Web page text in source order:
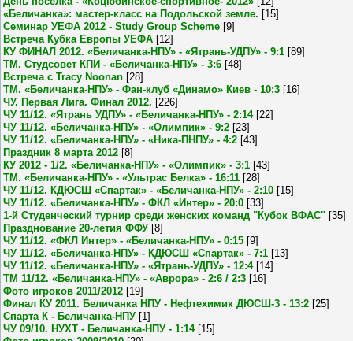
«Беличанка»: мастер-класс на Подольской земле. [15]
Семинар УЕФА 2012 - Study Group Scheme [9]
Встреча Кубка Европы УЕФА [12]
КУ ФИНАЛ 2012. «Беличанка-НПУ» - «Ятрань-УДПУ» - 9:1 [89]
ТМ. Студсовет КПИ - «Беличанка-НПУ» - 3:6 [48]
Встреча с Tracy Noonan [28]
ТМ. «Беличанка-НПУ» - Фан-клуб «Динамо» Киев - 10:3 [16]
ЧУ. Первая Лига. Финал 2012. [226]
ЧУ 11/12. «Ятрань УДПУ» - «Беличанка-НПУ» - 2:14 [22]
ЧУ 11/12. «Беличанка-НПУ» - «Олимпик» - 9:2 [23]
ЧУ 11/12. «Беличанка-НПУ» - «Ника-ПНПУ» - 4:2 [43]
Праздник 8 марта 2012 [8]
КУ 2012 - 1/2. «Беличанка-НПУ» - «Олимпик» - 3:1 [43]
ТМ. «Беличанка-НПУ» - «Ультрас Белка» - 16:11 [28]
ЧУ 11/12. КДЮСШ «Спартак» - «Беличанка-НПУ» - 2:10 [15]
ЧУ 11/12. «Беличанка-НПУ» - ФКЛ «Интер» - 20:0 [33]
1-й Студенческий турнир среди женских команд "Кубок ВФАС" [35]
Празднование 20-летия ФФУ [8]
ЧУ 11/12. «ФКЛ Интер» - «Беличанка-НПУ» - 0:15 [9]
ЧУ 11/12. «Беличанка-НПУ» - КДЮСШ «Спартак» - 7:1 [13]
ЧУ 11/12. «Беличанка-НПУ» - «Ятрань-УДПУ» - 12:4 [14]
ТМ 11/12. «Беличанка-НПУ» - «Аврора» - 2:6 / 2:3 [16]
Фото игроков 2011/2012 [19]
Финал КУ 2011. Беличанка НПУ - Нефтехимик ДЮСШ-3 - 13:2 [25]
Спарта К - Беличанка-НПУ [1]
ЧУ 09/10. НУХТ - Беличанка-НПУ - 1:14 [15]